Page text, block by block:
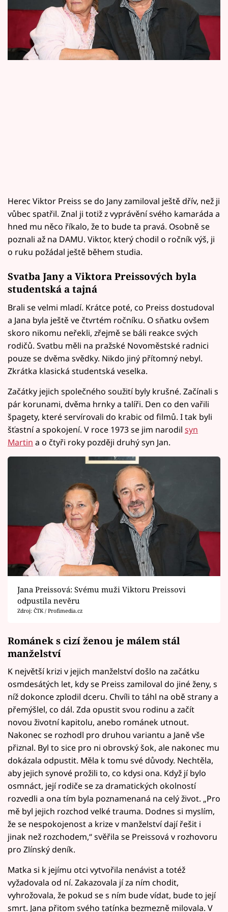
Sledujte prima+
Filmový festival Karlovy Vary
zažili období, kdy k rozchodu neměli daleko.
Herec Viktor Preiss se do Jany zamiloval ještě dřív, než ji
vůbec spatřil. Znal ji totiž z vyprávění svého kamaráda a
hned mu něco říkalo, že to bude ta pravá. Osobně se
poznali až na DAMU. Viktor, který chodil o ročník výš, ji
o ruku požádal ještě během studia.
Svatba Jany a Viktora Preissových byla
studentská a tajná
Brali se velmi mladí. Krátce poté, co Preiss dostudoval
a Jana byla ještě ve čtvrtém ročníku. O sňatku ovšem
skoro nikomu neřekli, zřejmě se báli reakce svých
rodičů. Svatbu měli na pražské Novoměstské radnici
pouze se dvěma svědky. Nikdo jiný přítomný nebyl.
Zkrátka klasická studentská veselka.
Začátky jejich společného soužití byly krušné. Začínali s
pár korunami, dvěma hrnky a talíři. Den co den vařili
špagety, které servírovali do krabic od filmů. I tak byli
šťastní a spokojení. V roce 1973 se jim narodil syn
Martin a o čtyři roky později druhý syn Jan.
Jana Preissová: Svému muži Viktoru Preissovi
odpustila nevěru
Zdroj: ČTK / Profimedia.cz
Románek s cizí ženou je málem stál
manželství
K největší krizi v jejich manželství došlo na začátku
osmdesátých let, kdy se Preiss zamiloval do jiné ženy, s
níž dokonce zplodil dceru. Chvíli to táhl na obě strany a
přemýšlel, co dál. Zda opustit svou rodinu a začít
novou životní kapitolu, anebo románek utnout.
Nakonec se rozhodl pro druhou variantu a Janě vše
přiznal. Byl to sice pro ni obrovský šok, ale nakonec mu
dokázala odpustit. Měla k tomu své důvody. Nechtěla,
aby jejich synové prožili to, co kdysi ona. Když jí bylo
osmnáct, její rodiče se za dramatických okolností
rozvedli a ona tím byla poznamenaná na celý život. „Pro
mě byl jejich rozchod velké trauma. Dodnes si myslím,
že se nespokojenost a krize v manželství dají řešit i
jinak než rozchodem,“ svěřila se Preissová v rozhovoru
pro Zlínský deník.
Matka si k jejímu otci vytvořila nenávist a totéž
vyžadovala od ní. Zakazovala jí za ním chodit,
vyhrožovala, že pokud se s ním bude vídat, bude to její
smrt. Jana přitom svého tatínka bezmezně milovala. V